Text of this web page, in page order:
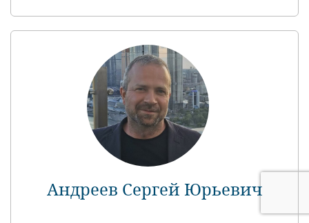
Андреев Сергей Юрьевич